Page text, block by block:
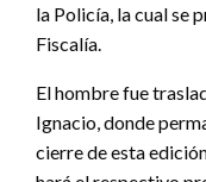
la Policía, la cual se
Fiscalía.
El hombre fue
Ignacio, donde
cierre de esta